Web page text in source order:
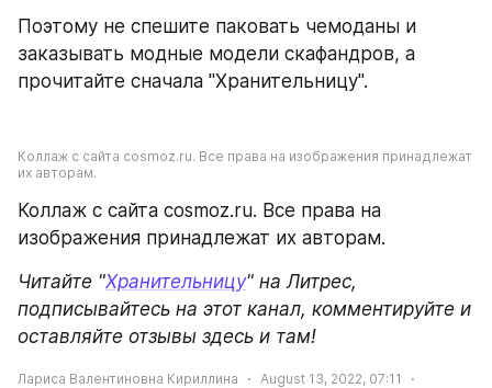
Поэтому не спешите паковать чемоданы и
заказывать модные модели скафандров, а
прочитайте сначала "Хранительницу".
Коллаж с сайта cosmoz.ru. Все права на изображения принадлежат
их авторам.
Коллаж с сайта cosmoz.ru. Все права на
изображения принадлежат их авторам.
Читайте "Хранительницу" на Литрес,
подписывайтесь на этот канал, комментируйте и
оставляйте отзывы здесь и там!
Лариса Валентиновна Кириллина August 13, 2022, 07:11